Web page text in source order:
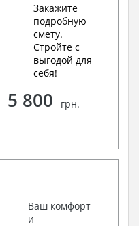
Закажите
подробную
смету.
Стройте с
выгодой для
себя!
5 800 грн.
Ваш комфорт
и